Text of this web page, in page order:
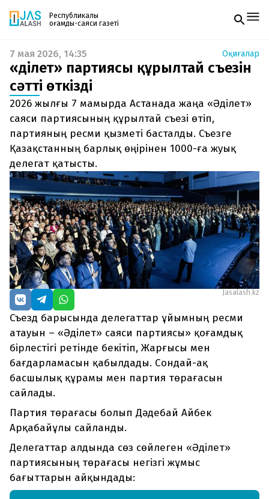
Республикалық
қоғамдық-саяси газеті
Жаңалықтар
Спорт
Live
Руханият
Аймақ
Архив
Заң және тәртіп
Редакциямен байланыс
+7 708 604 51 06
Жарнама бөлімі
+7 701 220 64 52
Пошта
zhasalash100@gmail.com
Газетке жазылу
PDF форматтағы газетті ай сайын электронды
поштаңызға алып отырыңыз. Жаңа нөмір
шыққан сәтте сізге бірден жіберіледі. Тек email
енгізіңіз, біз қалғанын өзіміз жібереміз.
7 мая 2026, 14:35 Оқиғалар
«Әділет» партиясы құрылтай съезін
сәтті өткізді
2026 жылғы 7 мамырда Астанада жаңа «Әділет»
саяси партиясының құрылтай съезі өтіп,
партияның ресми қызметі басталды. Съезге
Қазақстанның барлық өңірінен 1000-ға жуық
делегат қатысты.
Jasalash.kz
Съезд барысында делегаттар ұйымның ресми
атауын – «Әділет» саяси партиясы» қоғамдық
бірлестігі ретінде бекітіп, Жарғысы мен
бағдарламасын қабылдады. Сондай-ақ
басшылық құрамы мен партия төрағасын
сайлады.
Партия төрағасы болып Дәдебай Айбек
Арқабайұлы сайланды.
Делегаттар алдында сөз сөйлеген «Әділет»
партиясының төрағасы негізгі жұмыс
бағыттарын айқындады: